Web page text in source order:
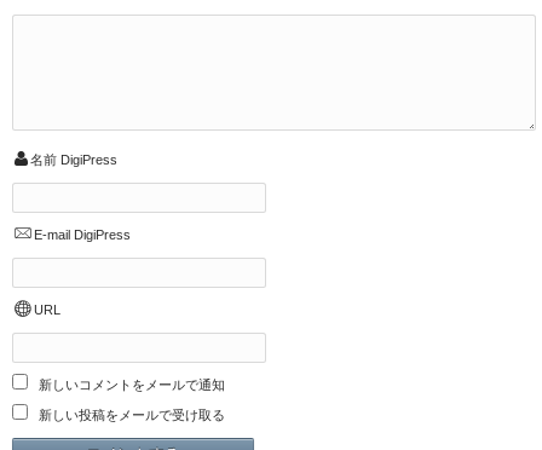
名前 DigiPress
E-mail DigiPress
URL
新しいコメントをメールで通知
新しい投稿をメールで受け取る